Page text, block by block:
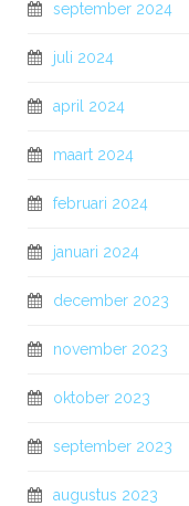
september 2024
juli 2024
april 2024
maart 2024
februari 2024
januari 2024
december 2023
november 2023
oktober 2023
september 2023
augustus 2023